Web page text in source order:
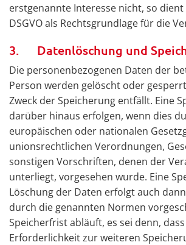
erstgenannte Interesse nicht, so dient
DSGVO als Rechtsgrundlage für die
3. Datenlöschung und
Die personenbezogenen Daten der
Person werden gelöscht oder
Zweck der Speicherung entfällt. Eine
darüber hinaus erfolgen, wenn dies
europäischen oder nationalen
unionsrechtlichen Verordnungen,
sonstigen Vorschriften, denen der
unterliegt, vorgesehen wurde. Eine
Löschung der Daten erfolgt auch
durch die genannten Normen
Speicherfrist abläuft, es sei denn,
Erforderlichkeit zur weiteren